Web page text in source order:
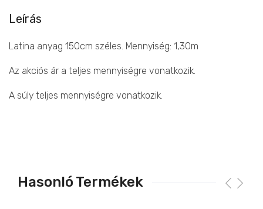
Leírás
Latina anyag 150cm széles. Mennyiség: 1,30m
Az akciós ár a teljes mennyiségre vonatkozik.
A súly teljes mennyiségre vonatkozik.
Hasonló Termékek